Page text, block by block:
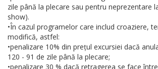
zile până la plecare sau pentru neprezentare
show).
•În cazul programelor care includ croaziere,
modifică, astfel:
•penalizare 10% din prețul excursiei dacă
120 - 91 de zile până la plecare;
•penalizare 30 % dacă retragerea se face